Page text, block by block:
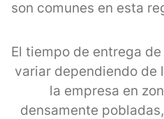
son comunes en esta
El tiempo de entrega
variar dependiendo de
la empresa en
densamente